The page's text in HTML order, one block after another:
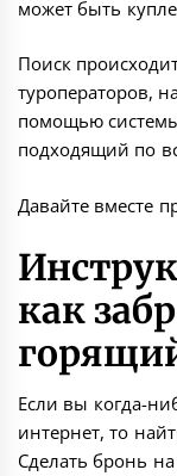
может быть
Поиск
туроператоров,
помощью
подходящий по
Давайте вместе
как
Если вы когда-
интернет, то
Сделать бронь